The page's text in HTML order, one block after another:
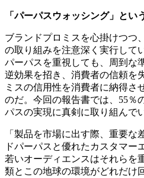
「パーパスウォッシング」とい
ブランドプロミスを心掛けつつ
の取り組みを注意深く実行して
パーパスを重視しても、周到な
逆効果を招き、消費者の信頼を
ミスの信用性を消費者に納得さ
のだ。今回の報告書では、55％
パスの実現に真剣に取り組んで
「製品を市場に出す際、重要
ドパーパスと優れたカスタマー
若いオーディエンスはそれらを
類とこの地球の環境がどれだけ